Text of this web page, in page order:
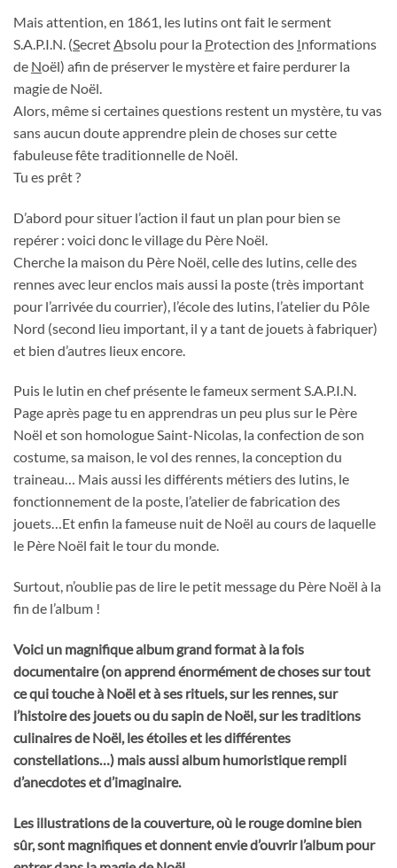
Mais attention, en 1861, les lutins ont fait le serment
S.A.P.I.N. (Secret Absolu pour la Protection des Informations
de Noël) afin de préserver le mystère et faire perdurer la
magie de Noël.
Alors, même si certaines questions restent un mystère, tu vas
sans aucun doute apprendre plein de choses sur cette
fabuleuse fête traditionnelle de Noël.
Tu es prêt ?
D’abord pour situer l’action il faut un plan pour bien se
repérer : voici donc le village du Père Noël.
Cherche la maison du Père Noël, celle des lutins, celle des
rennes avec leur enclos mais aussi la poste (très important
pour l’arrivée du courrier), l’école des lutins, l’atelier du Pôle
Nord (second lieu important, il y a tant de jouets à fabriquer)
et bien d’autres lieux encore.
Puis le lutin en chef présente le fameux serment S.A.P.I.N.
Page après page tu en apprendras un peu plus sur le Père
Noël et son homologue Saint-Nicolas, la confection de son
costume, sa maison, le vol des rennes, la conception du
traineau… Mais aussi les différents métiers des lutins, le
fonctionnement de la poste, l’atelier de fabrication des
jouets…Et enfin la fameuse nuit de Noël au cours de laquelle
le Père Noël fait le tour du monde.
Surtout, n’oublie pas de lire le petit message du Père Noël à la
fin de l’album !
Voici un magnifique album grand format à la fois
documentaire (on apprend énormément de choses sur tout
ce qui touche à Noël et à ses rituels, sur les rennes, sur
l’histoire des jouets ou du sapin de Noël, sur les traditions
culinaires de Noël, les étoiles et les différentes
constellations…) mais aussi album humoristique rempli
d’anecdotes et d’imaginaire.
Les illustrations de la couverture, où le rouge domine bien
sûr, sont magnifiques et donnent envie d’ouvrir l’album pour